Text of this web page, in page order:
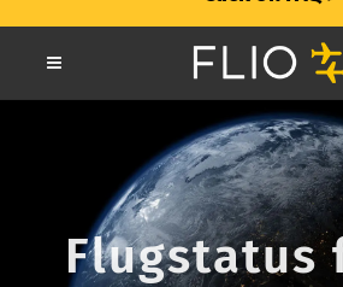
Flugstatus